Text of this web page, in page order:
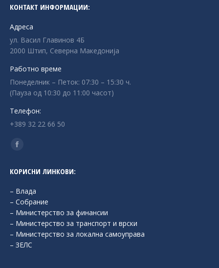
КОНТАКТ ИНФОРМАЦИИ:
Адреса
ул. Васил Главинов 4Б
2000 Штип, Северна Македонија
Работно време
Понеделник – Петок: 07:30 – 15:30 ч.
(Пауза од 10:30 до 11:00 часот)
Телефон:
+389 32 22 66 50
Find us on:
Facebook
opens
in
new
window
КОРИСНИ ЛИНКОВИ:
– Влада
– Собрание
– Министерство за финансии
– Министерство за транспорт и врски
– Министерство за локална самоуправа
– ЗЕЛС